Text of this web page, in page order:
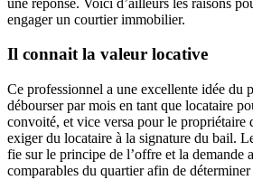
engager un courtier immobilier.
Il connait la valeur locative
Ce professionnel a une excellente idée du
débourser par mois en tant que locataire
convoité, et vice versa pour le propriétaire
exiger du locataire à la signature du bail.
fie sur le principe de l’offre et la demande
comparables du quartier afin de